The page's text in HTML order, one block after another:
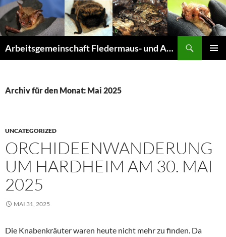
Arbeitsgemeinschaft Fledermaus- und Amphibienschutz Seligenstadt und Mainhausen
Archiv für den Monat: Mai 2025
UNCATEGORIZED
ORCHIDEENWANDERUNG
UM HARDHEIM AM 30. MAI
2025
MAI 31, 2025
Die Knabenkräuter waren heute nicht mehr zu finden. Da